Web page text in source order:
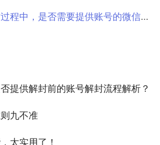
需要提供账号的微信小程序开放数据域使用记录或证明？
提供解封前的账号解封流程解析？
九不准
太实用了！